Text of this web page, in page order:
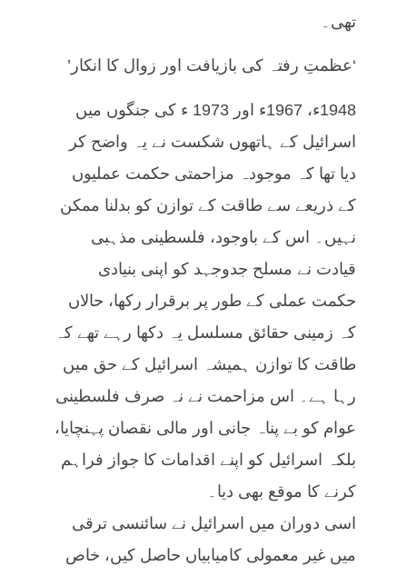
تھی۔
‘عظمتِ رفتہ کی بازیافت اور زوال کا انکار’
1948ء، 1967ء اور 1973 ء کی جنگوں میں
اسرائیل کے ہاتھوں شکست نے یہ واضح کر
دیا تھا کہ موجودہ مزاحمتی حکمت عملیوں
کے ذریعے سے طاقت کے توازن کو بدلنا ممکن
نہیں۔ اس کے باوجود، فلسطینی مذہبی
قیادت نے مسلح جدوجہد کو اپنی بنیادی
حکمت عملی کے طور پر برقرار رکھا، حالاں
کہ زمینی حقائق مسلسل یہ دکھا رہے تھے کہ
طاقت کا توازن ہمیشہ اسرائیل کے حق میں
رہا ہے۔ اس مزاحمت نے نہ صرف فلسطینی
عوام کو بے پناہ جانی اور مالی نقصان پہنچایا،
بلکہ اسرائیل کو اپنے اقدامات کا جواز فراہم
کرنے کا موقع بھی دیا۔
اسی دوران میں اسرائیل نے سائنسی ترقی
میں غیر معمولی کامیابیاں حاصل کیں، خاص